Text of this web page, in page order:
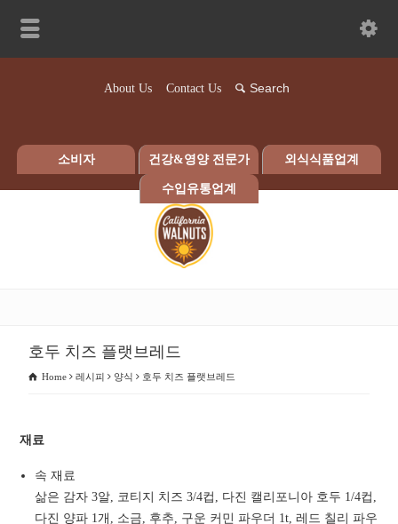
About Us Contact Us
소비자 건강&영양 전문가 외식식품업계
수입유통업계
호두 치즈 플랫브레드
Home 레시피 양식 호두 치즈 플랫브레드
재료
속 재료
삶은 감자 3알, 코티지 치즈 3/4컵, 다진 캘리포니아 호두 1/4컵,
다진 양파 1개, 소금, 후추, 구운 커민 파우더 1t, 레드 칠리 파우